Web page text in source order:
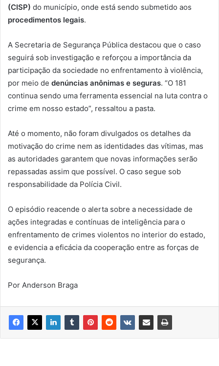
(CISP) do município, onde está sendo submetido aos
procedimentos legais.
A Secretaria de Segurança Pública destacou que o caso
seguirá sob investigação e reforçou a importância da
participação da sociedade no enfrentamento à violência,
por meio de denúncias anônimas e seguras. “O 181
continua sendo uma ferramenta essencial na luta contra o
crime em nosso estado”, ressaltou a pasta.
Até o momento, não foram divulgados os detalhes da
motivação do crime nem as identidades das vítimas, mas
as autoridades garantem que novas informações serão
repassadas assim que possível. O caso segue sob
responsabilidade da Polícia Civil.
O episódio reacende o alerta sobre a necessidade de
ações integradas e contínuas de inteligência para o
enfrentamento de crimes violentos no interior do estado,
e evidencia a eficácia da cooperação entre as forças de
segurança.
Por Anderson Braga